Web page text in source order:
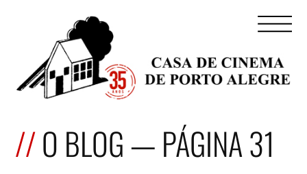
O BLOG — PÁGINA 31